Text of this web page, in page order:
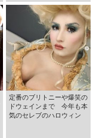
定番のブリトニーや爆笑の
ドウェインまで 今年も本
気のセレブのハロウィン